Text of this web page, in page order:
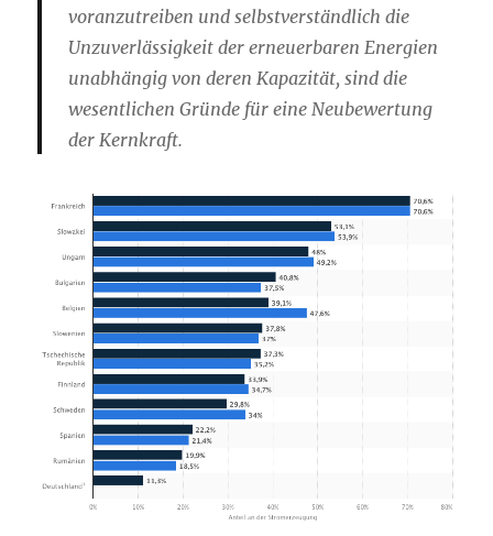
voranzutreiben und selbstverständlich die
Unzuverlässigkeit der erneuerbaren Energien
unabhängig von deren Kapazität, sind die
wesentlichen Gründe für eine Neubewertung
der Kernkraft.